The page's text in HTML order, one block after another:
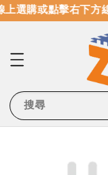
選購或點擊右下方
搜尋